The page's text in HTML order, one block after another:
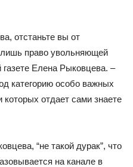
отстаньте вы от
право увольняющей
Елена Рыковцева. –
категорию особо важных
которых отдает сами знаете
“не такой дурак”, что
на канале в